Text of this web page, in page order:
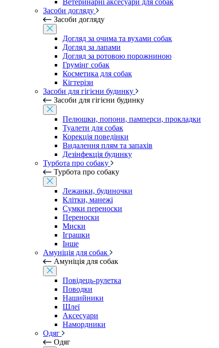
Ветеринарні аксесуари для собак
Засоби догляду
Засоби догляду
Догляд за очима та вухами собак
Догляд за лапами
Догляд за ротовою порожниною
Грумінг собак
Косметика для собак
Кігтерізи
Засоби для гігієни будинку
Засоби для гігієни будинку
Пелюшки, попони, памперси, прокладки
Туалети для собак
Корекція поведінки
Видалення плям та запахів
Дезінфекція будинку
Турбота про собаку
Турбота про собаку
Лежанки, будиночки
Клітки, манежі
Сумки переноски
Переноски
Миски
Іграшки
Інше
Амуніція для собак
Амуніція для собак
Повідець-рулетка
Поводки
Нашийники
Шлеї
Аксесуари
Намордники
Одяг
Одяг